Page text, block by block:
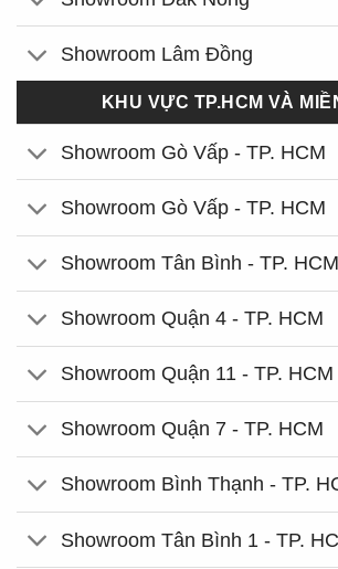
Showroom Lâm Đồng
KHU VỰC TP.HCM VÀ
Showroom Gò Vấp - TP. HCM
Showroom Gò Vấp - TP. HCM
Showroom Tân Bình - TP. HCM
Showroom Quận 4 - TP. HCM
Showroom Quận 11 - TP. HCM
Showroom Quận 7 - TP. HCM
Showroom Bình Thạnh - TP.
Showroom Tân Bình 1 - TP.